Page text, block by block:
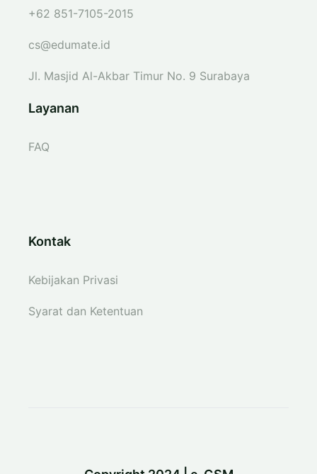
+62 851-7105-2015
cs@edumate.id
Jl. Masjid Al-Akbar Timur No. 9 Surabaya
Layanan
FAQ
Kontak
Kebijakan Privasi
Syarat dan Ketentuan